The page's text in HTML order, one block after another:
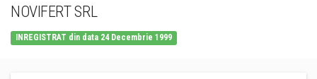
NOVIFERT SRL
INREGISTRAT din data 24 Decembrie 1999